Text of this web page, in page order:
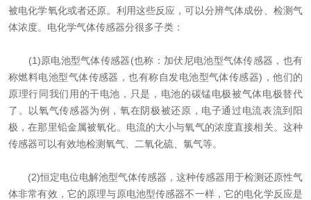
被电化学氧化或者还原。利用这些反应，可以分辨气体成份、检测气
体浓度。电化学气体传感器分很多子类：
(1)原电池型气体传感器(也称：加伏尼电池型气体传感器，也有
称燃料电池型气体传感器，也有称自发电池型气体传感器)，他们的
原理行同我们用的干电池，只是，电池的碳锰电极被气体电极替代
了。以氧气传感器为例，氧在阴极被还原，电子通过电流表流到阳
极，在那里铅金属被氧化。电流的大小与氧气的浓度直接相关。这种
传感器可以有效地检测氧气、二氧化硫、氯气等。
(2)恒定电位电解池型气体传感器，这种传感器用于检测还原性气
体非常有效，它的原理与原电池型传感器不一样，它的电化学反应是